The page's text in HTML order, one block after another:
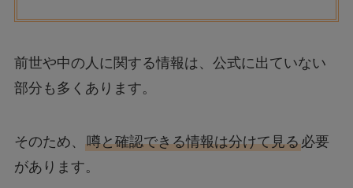
前世や中の人に関する情報は、公式に出ていない
部分も多くあります。
そのため、 噂と確認できる情報は分けて見る必要
があります。